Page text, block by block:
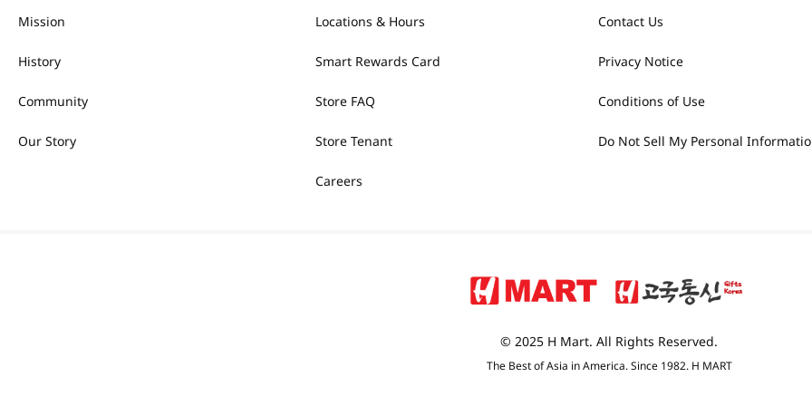
Mission
History
Community
Our Story
Locations & Hours
Smart Rewards Card
Store FAQ
Store Tenant
Careers
Contact Us
Privacy Notice
Conditions of Use
Do Not Sell My Personal
© 2025 H Mart. All Rights Reserved.
The Best of Asia in America. Since 1982. H MART